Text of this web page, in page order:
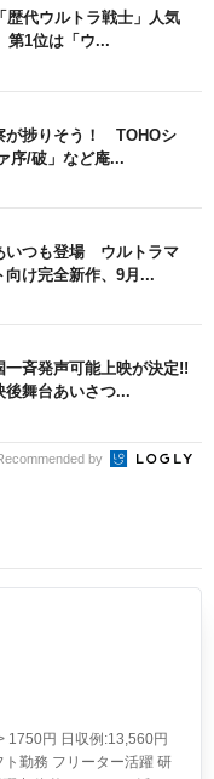
歴代ウルトラ戦士」人気
1位は「ウ...
が捗りそう！ TOHOシ
序/破」など庵...
いつも登場 ウルトラマ
向け完全新作、9月...
一斉発声可能上映が決定!!
舞台あいさつ...
by
1750円 日収例:13,560円
勤務 フリーター活躍 研